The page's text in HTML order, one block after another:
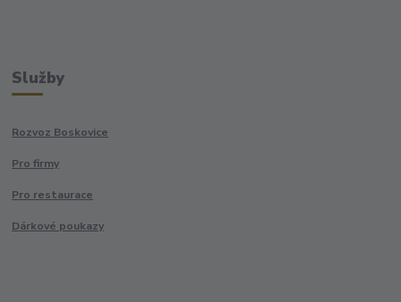
Služby
Rozvoz Boskovice
Pro firmy
Pro restaurace
Dárkové poukazy